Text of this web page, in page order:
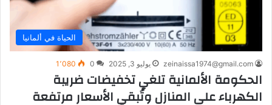
الحياة في ألمانيا
zeinaissa1974@gmail.com يوليو 3, 2025 0 1٬080
الحكومة الألمانية تلغي تخفيضات ضريبة
الكهرباء على المنازل وتُبقي الأسعار مرتفعة